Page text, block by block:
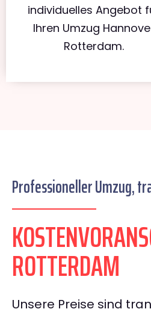
individuelles Angebot
Ihren Umzug
Rotterdam.
Professioneller Umzug,
ROTTERDAM
Unsere Preise sind